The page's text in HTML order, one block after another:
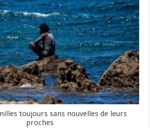
toujours sans nouvelles de leurs
proches